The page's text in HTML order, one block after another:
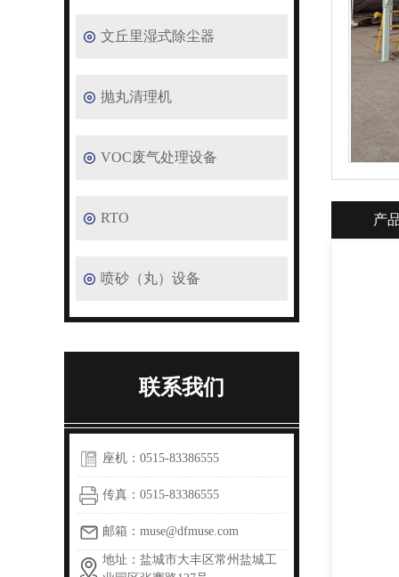
文丘里湿式除尘器
抛丸清理机
VOC废气处理设备
RTO
喷砂（丸）设备
联系我们
座机：0515-83386555
传真：0515-83386555
邮箱：muse@dfmuse.com
地址：盐城市大丰区常州盐城工
产